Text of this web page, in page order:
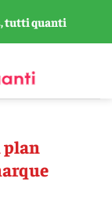
tutti quanti